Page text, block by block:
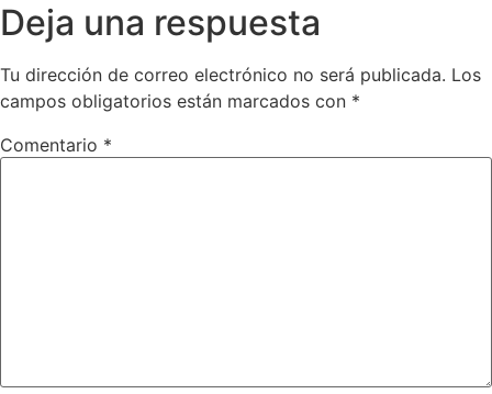
Deja una respuesta
Tu dirección de correo electrónico no será publicada. Los
campos obligatorios están marcados con *
Comentario *